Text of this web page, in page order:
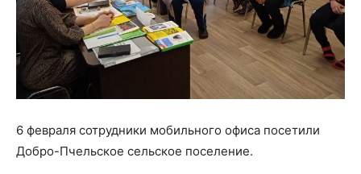
6 февраля сотрудники мобильного офиса посетили
Добро-Пчельское сельское поселение.